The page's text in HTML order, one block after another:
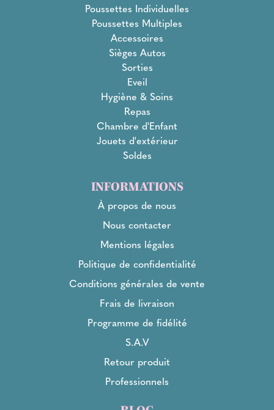
Poussettes Individuelles
Poussettes Multiples
Accessoires
Sièges Autos
Sorties
Eveil
Hygiène & Soins
Repas
Chambre d'Enfant
Jouets d'extérieur
Soldes
INFORMATIONS
À propos de nous
Nous contacter
Mentions légales
Politique de confidentialité
Conditions générales de vente
Frais de livraison
Programme de fidélité
S.A.V
Retour produit
Professionnels